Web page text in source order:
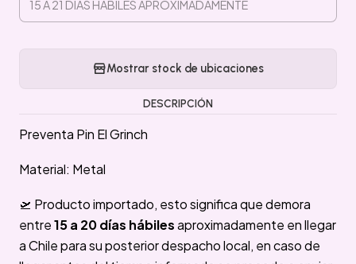
Mostrar stock de ubicaciones
DESCRIPCIÓN
Preventa Pin El Grinch
Material: Metal
🛫 Producto importado, esto significa que demora
entre15 a 20 días hábilesaproximadamente en llegar
a Chile para su posterior despacho local, en caso de